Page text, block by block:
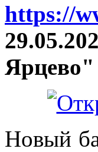
https://
Ярцево"
Новый